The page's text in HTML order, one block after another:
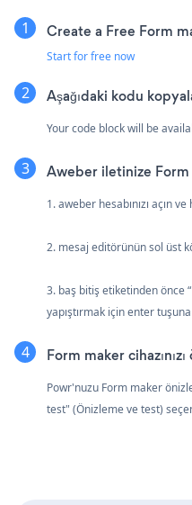
Create a Free Form
Start for free now
Aşağıdaki kodu
Your code block will be
Aweber iletinize
1. aweber hesabınızı açın
2. mesaj editörünün sol üst
3. baş bitiş etiketinden önce
yapıştırmak için enter tuşuna
Form maker
Powr'nuzu Form maker
test" (Önizleme ve test)